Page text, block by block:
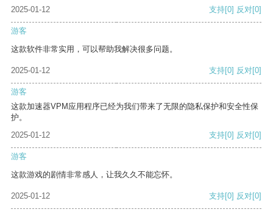
2025-01-12
支持[0] 反对[0]
游客
这款软件非常实用，可以帮助我解决很多问题。
2025-01-12 支持[0] 反对[0]
游客
这款加速器VPM应用程序已经为我们带来了无限的隐私保护和安全性保
护。
2025-01-12
支持[0] 反对[0]
游客
这款游戏的剧情非常感人，让我久久不能忘怀。
2025-01-12 支持[0] 反对[0]